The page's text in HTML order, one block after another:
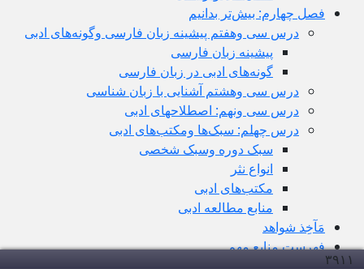
فصل چهارم: بیش‌تر بدانیم
درس سی وهفتم پیشینه زبان فارسی وگونه‌های ادبی
پیشینه زبان فارسی
گونه‌های ادبی در زبان فارسی
درس سی وهشتم آشنایی با زبان شناسی
درس سی ونهم: اصطلاحهای ادبی
درس چهلم: سبک‌ها ومکتب‌های ادبی
سبک دوره وسبک شخصی
انواع نثر
مکتب‌های ادبی
منابع مطالعه ادبی
مَآخِذ شواهد
فهرست منابعِ مهم
۳۹۱ ۱